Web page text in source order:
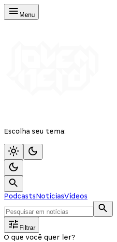
Menu
Escolha seu tema:
PodcastsNotíciasVídeos
Filtrar
O que você quer ler?